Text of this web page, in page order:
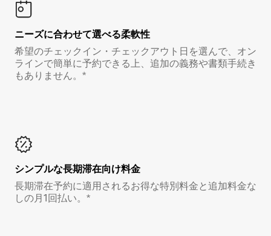
ニーズに合わせて選べる柔軟性
希望のチェックイン・チェックアウト日を選んで、オン
ラインで簡単に予約できる上、追加の義務や書類手続き
もありません。*
シンプルな長期滞在向け料金
長期滞在予約に適用されるお得な特別料金と追加料金な
しの月1回払い。*